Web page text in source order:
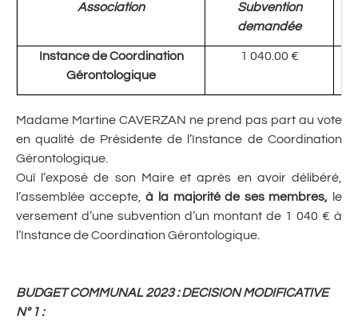
Association
Subvention
demandée
Instance de Coordination
Gérontologique
1 040.00 €
Madame Martine CAVERZAN ne prend pas part au vote
en qualité de Présidente de l’Instance de Coordination
Gérontologique.
Ouï l’exposé de son Maire et après en avoir délibéré,
l’assemblée accepte,à la majorité de ses membres, le
versement d’une subvention d’un montant de 1 040 € à
l’Instance de Coordination Gérontologique.
BUDGET COMMUNAL 2023 : DECISION MODIFICATIVE
N° 1: